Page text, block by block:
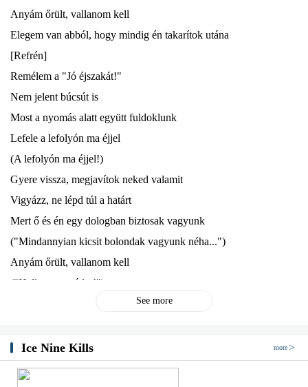
Anyám őrült, vallanom kell
Elegem van abból, hogy mindig én takarítok utána
[Refrén]
Remélem a "Jó éjszakát!"
Nem jelent búcsút is
Most a nyomás alatt együtt fuldoklunk
Lefele a lefolyón ma éjjel
(A lefolyón ma éjjel!)
Gyere vissza, megjavítok neked valamit
Vigyázz, ne lépd túl a határt
Mert ő és én egy dologban biztosak vagyunk
("Mindannyian kicsit bolondak vagyunk néha...")
Anyám őrült, vallanom kell
("Hallgass anyádra!")
[Refrén]
Remélem a "Jó éjszakát!"
See more
Ice Nine Kills more